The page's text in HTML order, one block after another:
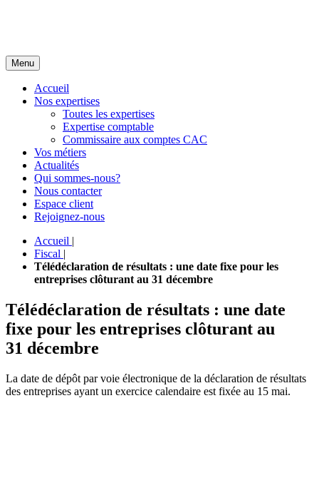
Menu
Accueil
Nos expertises
Toutes les expertises
Expertise comptable
Commissaire aux comptes CAC
Vos métiers
Actualités
Qui sommes-nous?
Nous contacter
Espace client
Rejoignez-nous
Accueil |
Fiscal |
Télédéclaration de résultats : une date fixe pour les
entreprises clôturant au 31 décembre
Télédéclaration de résultats : une date
fixe pour les entreprises clôturant au
31 décembre
La date de dépôt par voie électronique de la déclaration de résultats
des entreprises ayant un exercice calendaire est fixée au 15 mai.